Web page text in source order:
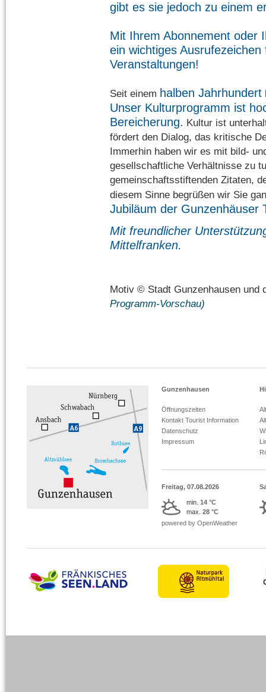
gibt es sie jedoch zu einem
Mit Ihrem Abonnement oder
ein wichtiges
Veranstaltungen!
Seit einem halben Jahrhundert
Unser Kulturprogramm ist
Bereicherung. Kultur ist
fördert den Dialog, das kritische
Immerhin haben wir es mit bild-
gesellschaftliche Verhältnisse zu
gemeinschaftsstiftenden Zitaten,
diesem Sinne begrüßen wir Sie
Jubiläum der Gunzenhäuser
Mit freundlicher
Mittelfranken.
Motiv © Stadt Gunzenhausen und
Programm-Vorschau)
Gunzenhausen
Öffnungszeiten
Kontakt Tourist Information
Datenschutz
Impressum
Freitag, 07.08.2026
min. 14 °C
max. 28 °C
powered by OpenWeather